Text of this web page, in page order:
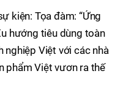
kiện: Tọa đàm: “Ứng
hướng tiêu dùng toàn
nghiệp Việt với các nhà
phẩm Việt vươn ra thế